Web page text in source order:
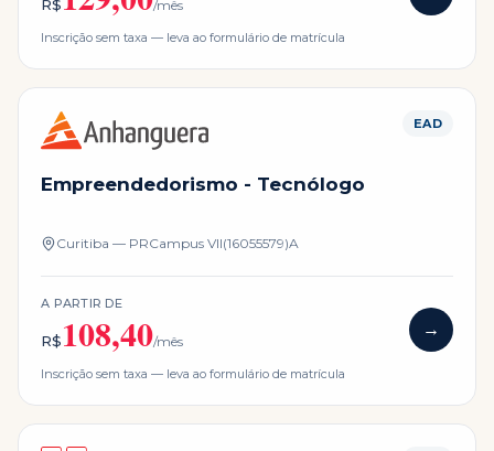
R$ /mês
Inscrição sem taxa — leva ao formulário de matrícula
EAD
Empreendedorismo - Tecnólogo
Curitiba — PRCampus VII(16055579)A
A PARTIR DE
R$108,40/mês
→
Inscrição sem taxa — leva ao formulário de matrícula